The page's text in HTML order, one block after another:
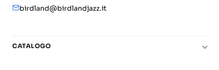
birdland@birdlandjazz.it
CATALOGO